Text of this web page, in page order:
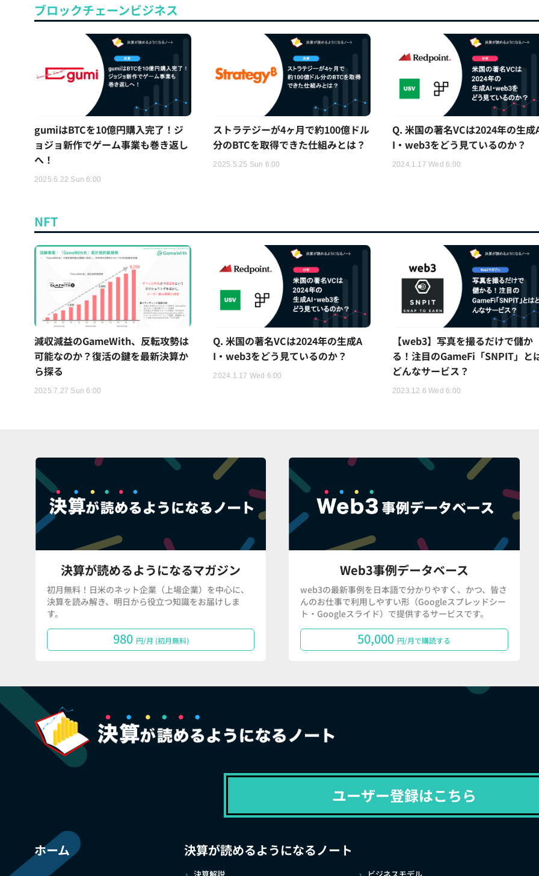
ブロックチェーンビジネス
gumiはBTCを10億円購入完了！ジ
ョジョ新作でゲーム事業も巻き返し
へ！
2025.6.22 Sun 6:00
ストラテジーが4ヶ月で約100億ドル
分のBTCを取得できた仕組みとは？
2025.5.25 Sun 6:00
Q. 米国の著名VCは2024年の生成
I・web3をどう見ているのか？
2024.1.17 Wed 6:00
NFT
減収減益のGameWith、反転攻勢は
可能なのか？復活の鍵を最新決算か
ら探る
2025.7.27 Sun 6:00
Q. 米国の著名VCは2024年の生成A
I・web3をどう見ているのか？
2024.1.17 Wed 6:00
【web3】写真を撮るだけで儲か
る！注目のGameFi「SNPIT」と
どんなサービス？
2023.12.6 Wed 6:00
決算が読めるようになるマガジン
初月無料！日米のネット企業（上場企業）を中心に、
決算を読み解き、明日から役立つ知識をお届けしま
す。
980 円/月 (初月無料)
Web3事例データベース
web3の最新事例を日本語で分かりやすく、かつ、皆さ
んのお仕事で利用しやすい形（Googleスプレッドシー
ト・Googleスライド）で提供するサービスです。
50,000 円/月で購読する
ユーザー登録はこちら
ホーム 決算が読めるようになるノート